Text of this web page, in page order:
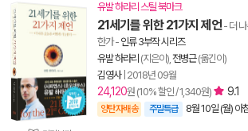
유발 하라리 스틸 북마크
21세기를 위한 21가지 제언- 더 나
한가- 인류 3부작 시리즈
유발 하라리 (지은이), 전병근(옮긴이)
김영사| 2018년 09월
24,120원 (10% 할인 / 1,340원) 9.1
양탄자배송 주말특급 8월 10일 (월) 아